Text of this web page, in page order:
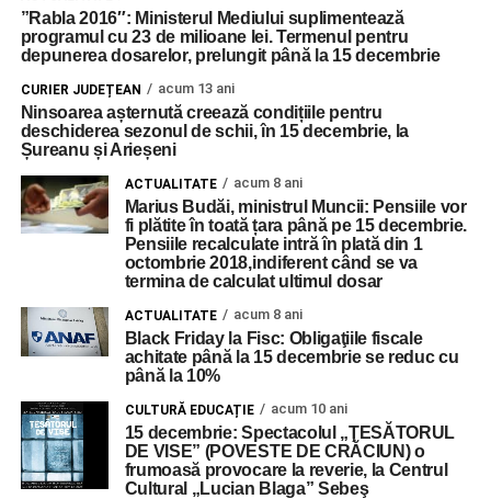
”Rabla 2016″: Ministerul Mediului suplimentează
programul cu 23 de milioane lei. Termenul pentru
depunerea dosarelor, prelungit până la 15 decembrie
CURIER JUDEȚEAN acum 13 ani
Ninsoarea așternută creează condițiile pentru
deschiderea sezonul de schii, în 15 decembrie, la
Șureanu și Arieșeni
ACTUALITATE acum 8 ani
Marius Budăi, ministrul Muncii: Pensiile vor
fi plătite în toată țara până pe 15 decembrie.
Pensiile recalculate intră în plată din 1
octombrie 2018,indiferent când se va
termina de calculat ultimul dosar
ACTUALITATE acum 8 ani
Black Friday la Fisc: Obligaţiile fiscale
achitate până la 15 decembrie se reduc cu
până la 10%
CULTURĂ EDUCAȚIE acum 10 ani
15 decembrie: Spectacolul „ŢESĂTORUL
DE VISE” (POVESTE DE CRĂCIUN) o
frumoasă provocare la reverie, la Centrul
Cultural „Lucian Blaga” Sebeş